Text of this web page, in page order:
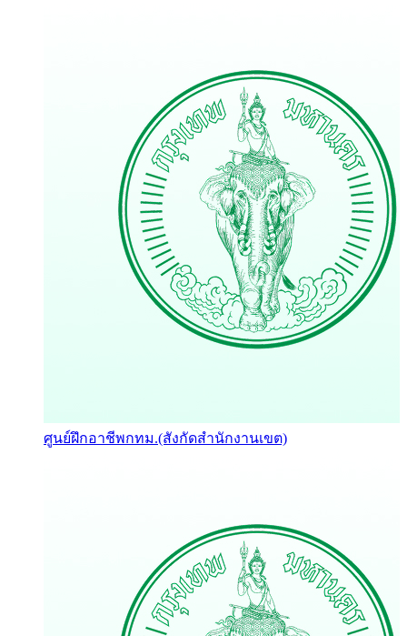
ศูนย์ฝึกอาชีพกทม.(สังกัดสำนักงานเขต)